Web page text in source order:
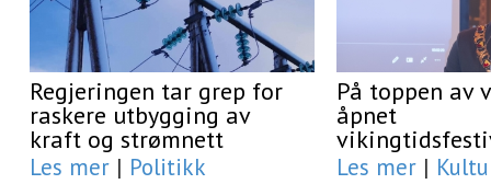
Regjeringen tar grep for
raskere utbygging av
kraft og strømnett
Les mer | Politikk
På toppen av
åpnet
Les mer |